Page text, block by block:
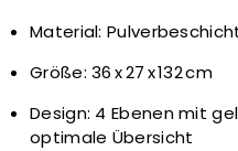
Material:
Größe: 36 x 27 x 132 cm
Design: 4 Ebenen mit
optimale Übersicht